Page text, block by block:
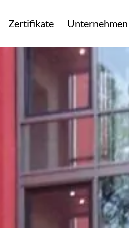
Zertifikate Unternehmen